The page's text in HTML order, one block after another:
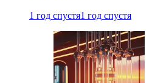
1 год спустя1 год спустя